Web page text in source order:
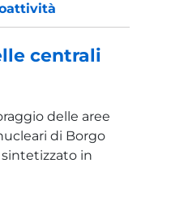
centrali
delle aree
di Borgo
in